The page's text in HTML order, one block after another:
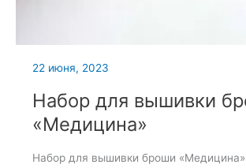
22 июня, 2023
Набор для вышивки
«Медицина»
Набор для вышивки броши